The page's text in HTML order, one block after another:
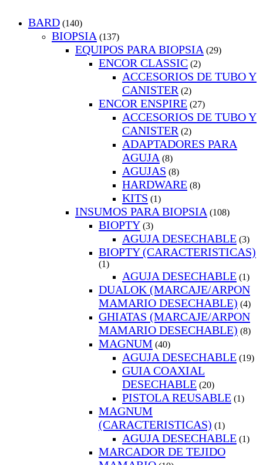
BARD (140)
BIOPSIA (137)
EQUIPOS PARA BIOPSIA (29)
ENCOR CLASSIC (2)
ACCESORIOS DE TUBO Y
CANISTER (2)
ENCOR ENSPIRE (27)
ACCESORIOS DE TUBO Y
CANISTER (2)
ADAPTADORES PARA
AGUJA (8)
AGUJAS (8)
HARDWARE (8)
KITS (1)
INSUMOS PARA BIOPSIA (108)
BIOPTY (3)
AGUJA DESECHABLE (3)
BIOPTY (CARACTERISTICAS)
(1)
AGUJA DESECHABLE (1)
DUALOK (MARCAJE/ARPON
MAMARIO DESECHABLE) (4)
GHIATAS (MARCAJE/ARPON
MAMARIO DESECHABLE) (8)
MAGNUM (40)
AGUJA DESECHABLE (19)
GUIA COAXIAL
DESECHABLE (20)
PISTOLA REUSABLE (1)
MAGNUM
(CARACTERISTICAS) (1)
AGUJA DESECHABLE (1)
MARCADOR DE TEJIDO